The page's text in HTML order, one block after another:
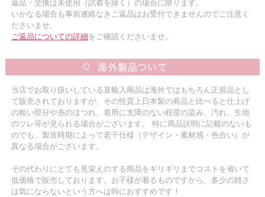
返品・交換は未使用（試着を除く）の場合に限ります。
いかなる場合も事前連絡なきご返品はお受付できませんのでご注意く
ださいませ。
ご返品についての詳細をご確認くださいませ。
当店でお取り扱いしている直輸入商品は海外ではもちろん正規品とし
て販売されておりますが、その性質上日本製の商品と比べると仕上げ
の粗い部分や糸のほつれ、着用に支障のない程度の染み、汚れ、生地
のツレ等が見られる場合がございます。 特に商品説明に記載のないも
のでも、製造時期によって若干仕様（デザイン・素材感・色合い）が
異なる場合がございます。
その代わりにとても見栄えのする商品をギリギリまでコストを省いて
低価格で販売しております。お子様が着るものですから、多少の雑さ
は気にならないという方へは特におすすめです！